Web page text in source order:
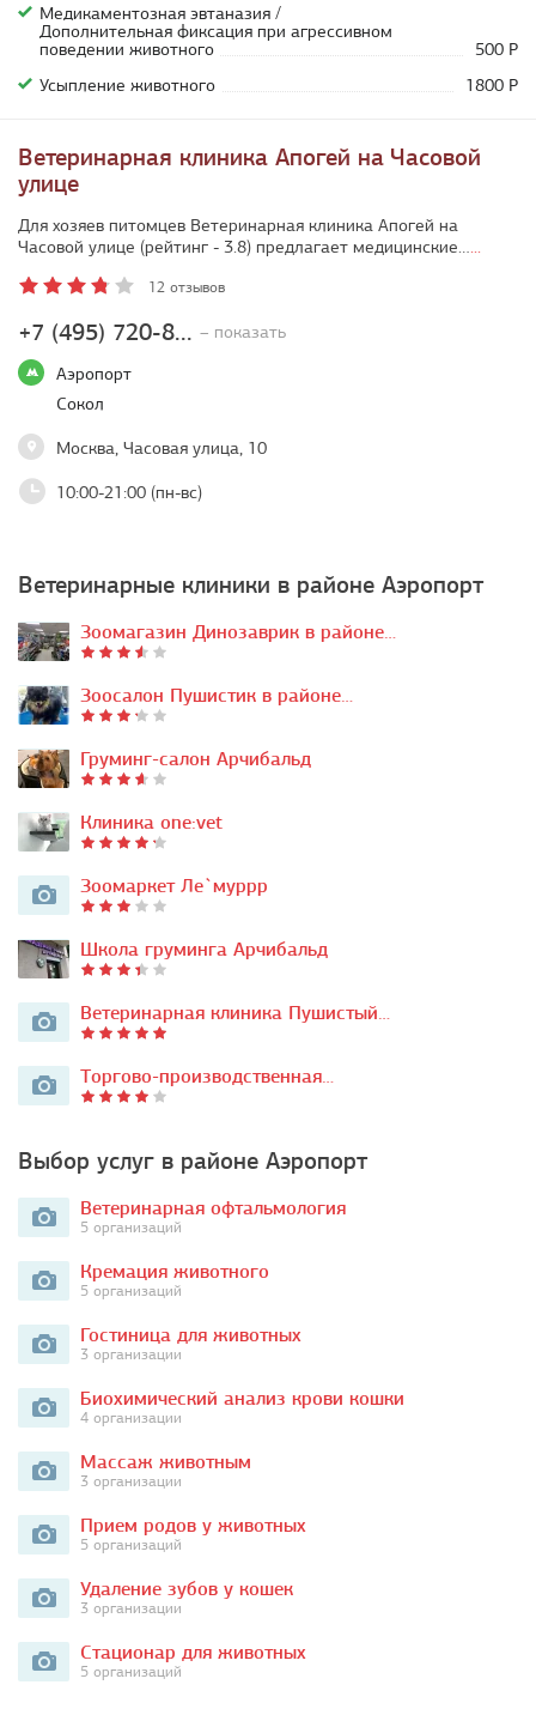
Медикаментозная эвтаназия /
Дополнительная фиксация при агрессивном
поведении животного
500 Р
Усыпление животного
1800 Р
Ветеринарная клиника Апогей на Часовой
улице
+7 (495) 720-8... – показать
Аэропорт
Сокол
Москва, Часовая улица, 10
10:00-21:00 (пн-вс)
Для хозяев питомцев Ветеринарная клиника Апогей на
Часовой улице (рейтинг - 3.8) предлагает медицинские…...
12 отзывов
Ветеринарные клиники в районе Аэропорт
Зоомагазин Динозаврик в районе…
Зоосалон Пушистик в районе…
Груминг-салон Арчибальд
Клиника one:vet
Зоомаркет Ле`муррр
Школа груминга Арчибальд
Ветеринарная клиника Пушистый…
Торгово-производственная…
Выбор услуг в районе Аэропорт
Ветеринарная офтальмология
5 организаций
Кремация животного
5 организаций
Гостиница для животных
3 организации
Биохимический анализ крови кошки
4 организации
Массаж животным
3 организации
Прием родов у животных
5 организаций
Удаление зубов у кошек
3 организации
Стационар для животных
5 организаций